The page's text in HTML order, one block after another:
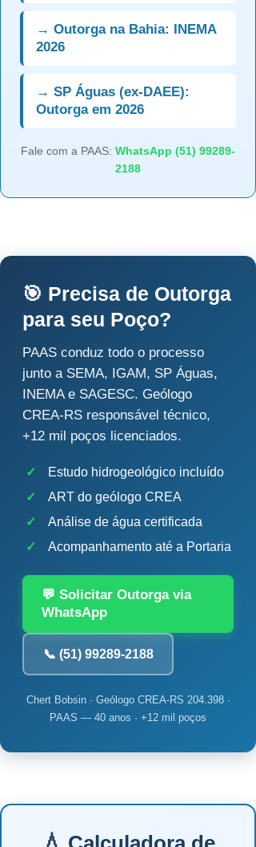
→ Outorga na Bahia: INEMA
2026
→ SP Águas (ex-DAEE):
Outorga em 2026
Fale com a PAAS: WhatsApp (51) 99289-
2188
🎯 Precisa de Outorga
para seu Poço?
PAAS conduz todo o processo
junto a SEMA, IGAM, SP Águas,
INEMA e SAGESC. Geólogo
CREA-RS responsável técnico,
+12 mil poços licenciados.
✓
Estudo hidrogeológico incluído
✓
ART do geólogo CREA
✓
Análise de água certificada
✓
Acompanhamento até a Portaria
💬 Solicitar Outorga via
WhatsApp
📞 (51) 99289-2188
Chert Bobsin · Geólogo CREA-RS 204.398 ·
PAAS — 40 anos · +12 mil poços